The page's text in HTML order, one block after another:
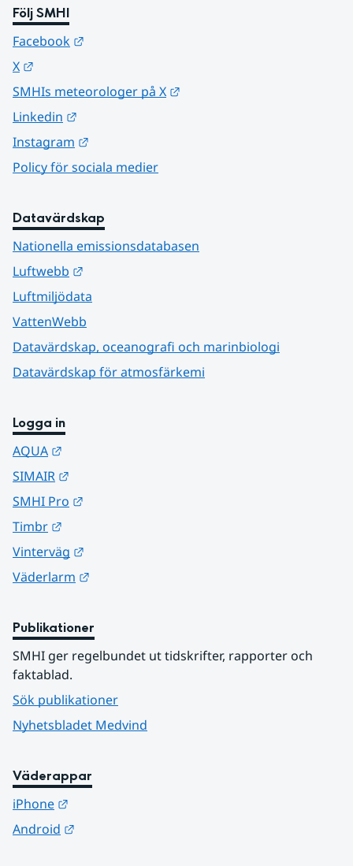
Följ SMHI
Facebook
X
SMHIs meteorologer på X
Linkedin
Instagram
Policy för sociala medier
Datavärdskap
Nationella emissionsdatabasen
Luftwebb
Luftmiljödata
VattenWebb
Datavärdskap, oceanografi och marinbiologi
Datavärdskap för atmosfärkemi
Logga in
AQUA
SIMAIR
SMHI Pro
Timbr
Vinterväg
Väderlarm
Publikationer
SMHI ger regelbundet ut tidskrifter, rapporter och
faktablad.
Sök publikationer
Nyhetsbladet Medvind
Väderappar
iPhone
Android